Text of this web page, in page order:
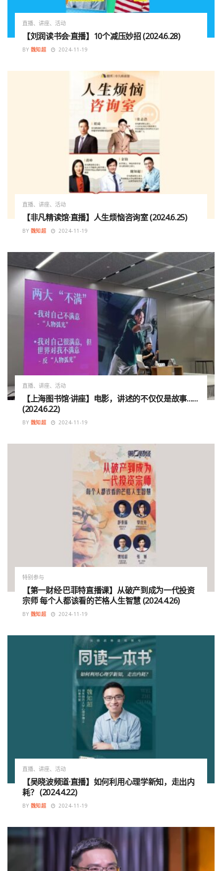
直播、讲座、活动
【刘润读书会·直播】10个减压妙招 (2024.6.28)
BY 魏知超 2024-11-19
直播、讲座、活动
【非凡精读馆·直播】人生烦恼咨询室 (2024.6.25)
BY 魏知超 2024-11-19
直播、讲座、活动
【上海图书馆·讲座】电影，讲述的不仅仅是故事……
(2024.6.22)
BY 魏知超 2024-11-19
特别参与
【第一财经·巴菲特直播课】从破产到成为一代投资
宗师 每个人都该看的芒格人生智慧 (2024.4.26)
BY 魏知超 2024-11-19
直播、讲座、活动
【吴晓波频道·直播】如何利用心理学新知，走出内
耗？ (2024.4.22)
BY 魏知超 2024-11-19